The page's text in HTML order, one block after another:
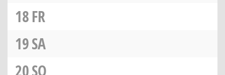
18FR
19SA
20SO